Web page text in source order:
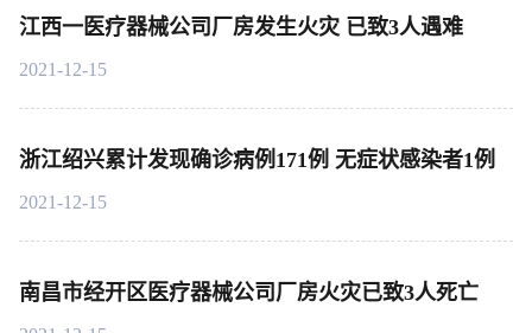
江西一医疗器械公司厂房发生火灾 已致3人遇难
2021-12-15
浙江绍兴累计发现确诊病例171例 无症状感染者1例
2021-12-15
南昌市经开区医疗器械公司厂房火灾已致3人死亡